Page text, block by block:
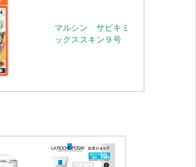
マルシン サビキミ
ックススキン９号